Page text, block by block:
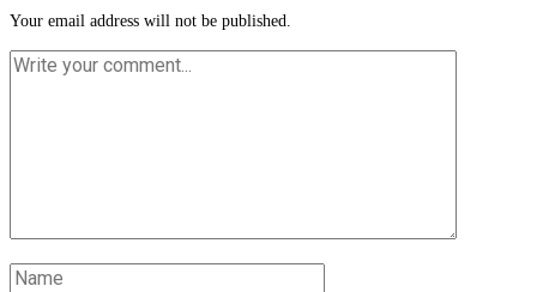
Your email address will not be published.